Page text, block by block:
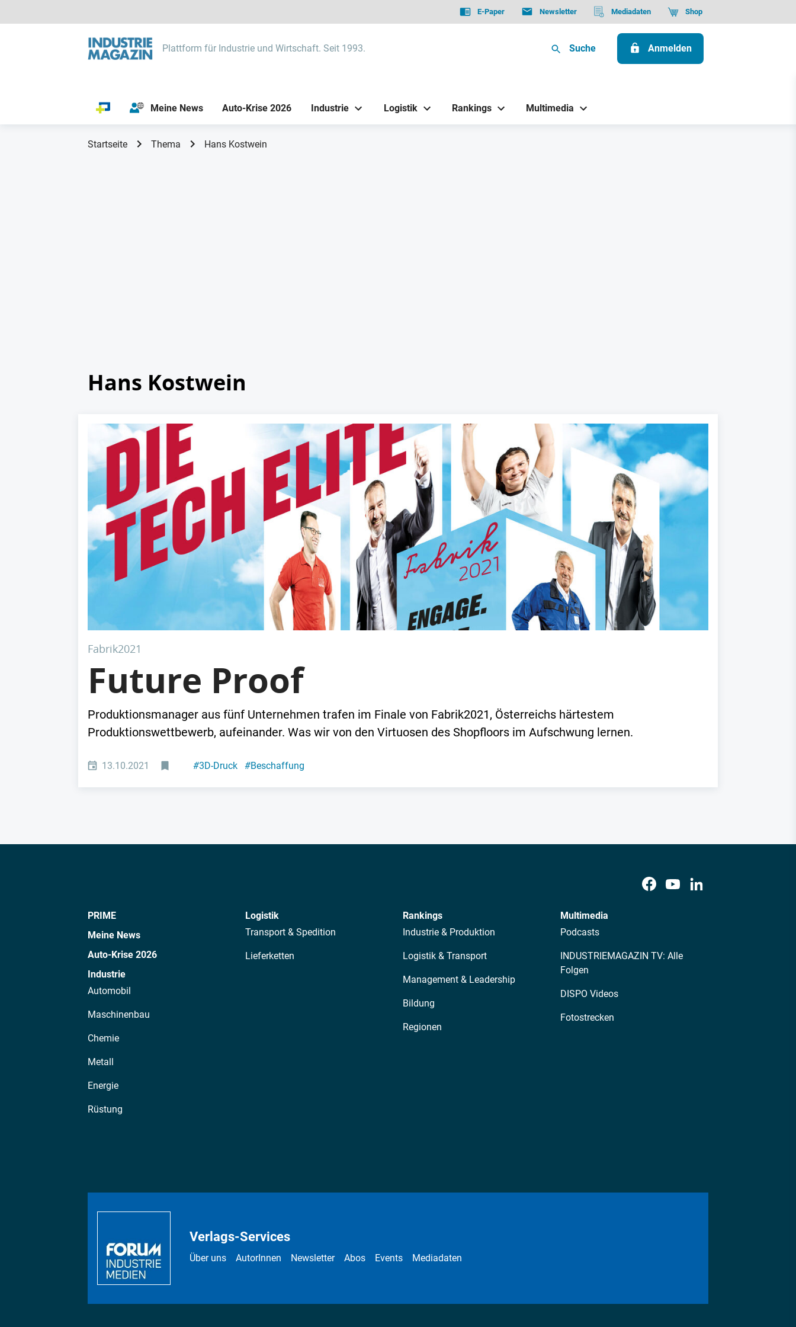
E-Paper Newsletter Mediadaten Shop
Plattform für Industrie und Wirtschaft. Seit 1993. Suche Anmelden
Meine News Auto-Krise 2026 Industrie Logistik Rankings Multimedia
Startseite Thema Hans Kostwein
Hans Kostwein
Fabrik2021
Future Proof
Produktionsmanager aus fünf Unternehmen trafen im Finale von Fabrik2021, Österreichs härtestem
Produktionswettbewerb, aufeinander. Was wir von den Virtuosen des Shopfloors im Aufschwung lernen.
13.10.2021 #3D-Druck #Beschaffung
PRIME
Meine News
Auto-Krise 2026
Industrie
Automobil
Maschinenbau
Chemie
Metall
Energie
Rüstung
Logistik
Transport & Spedition
Lieferketten
Rankings
Industrie & Produktion
Logistik & Transport
Management & Leadership
Bildung
Regionen
Multimedia
Podcasts
INDUSTRIEMAGAZIN TV: Alle
Folgen
DISPO Videos
Fotostrecken
Verlags-Services
Über uns AutorInnen Newsletter Abos Events Mediadaten